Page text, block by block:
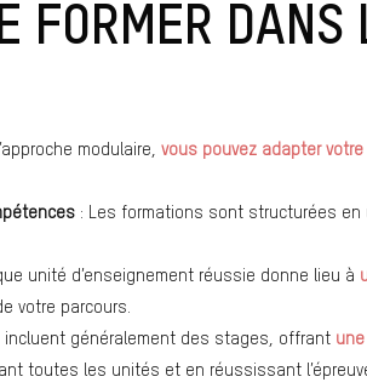
FORMER DANS
modulaire,vous pouvez adapter
: Les formations sont structurées
unité d’enseignement réussie donne lieu à
votre parcours.
incluent généralement des stages, offrant
toutes les unités et en réussissant